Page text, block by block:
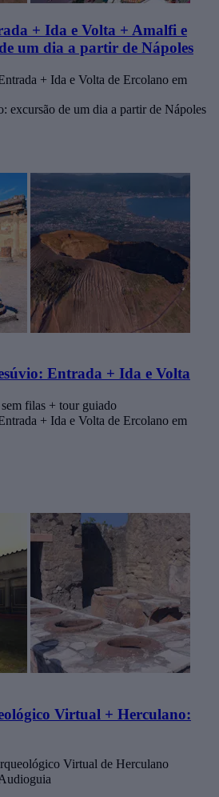
+ Ida e Volta + Amalfi e
um dia a partir de Nápoles
+ Ida e Volta de Ercolano em
excursão de um dia a partir de Nápoles
Entrada + Ida e Volta
filas + tour guiado
+ Ida e Volta de Ercolano em
Virtual + Herculano:
Virtual de Herculano